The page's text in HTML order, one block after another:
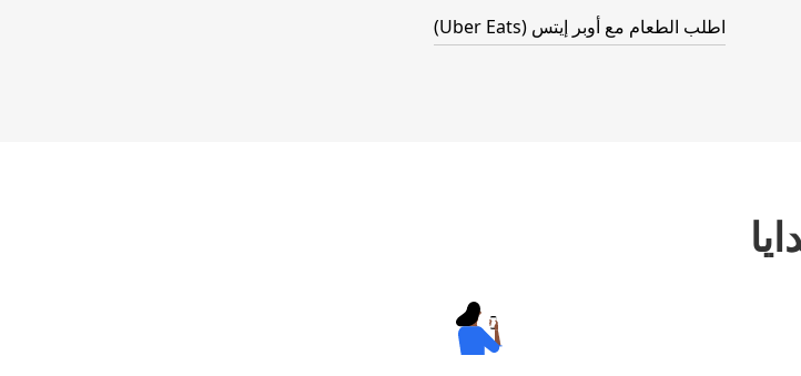
اطلب الطعام مع أوبر إيتس (Uber Eats)